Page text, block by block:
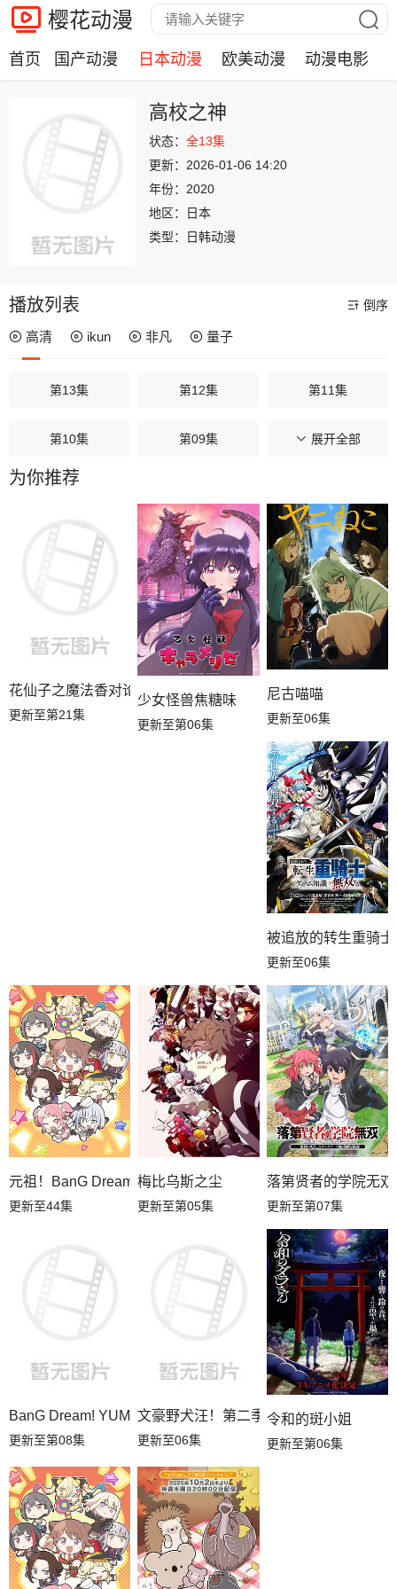
樱花动漫
首页 国产动漫 日本动漫 欧美动漫 动漫电影
高校之神
状态： 全13集
更新： 2026-01-06 14:20
年份： 2020
地区：
日本
类型：
日韩动漫
播放列表 倒序
高清 ikun 非凡 量子
第13集 第12集 第11集
第10集 第09集 第08集
第07集
第03集 第02集
第01集
展开全部
为你推荐
花仙子之魔法香对论
更新至第21集
少女怪兽焦糖味
更新至第06集
尼古喵喵
更新至06集
被追放的转生重骑
更新至06集
元祖！BanG Dream
更新至44集
梅比乌斯之尘
更新至第05集
落第贤者的学院无
更新至第07集
BanG Dream! YUME∞MITA
更新至第08集
文豪野犬汪！第二季
更新至06集
令和的斑小姐
更新至第06集